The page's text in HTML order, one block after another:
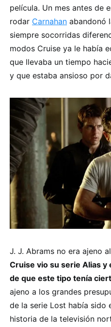
película. Un mes antes de
rodar Carnahan abandonó
siempre socorridas
modos Cruise ya le había
que llevaba un tiempo
y que estaba ansioso por
J. J. Abrams no era ajeno
Cruise vio su serie Alias y
de que este tipo tenía
ajeno a los grandes
de la serie Lost había sido
historia de la televisión